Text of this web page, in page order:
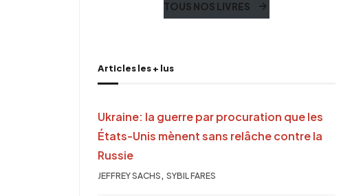
TOUS NOS LIVRES
Articles les + lus
Ukraine: la guerre par procuration que les
États-Unis mènent sans relâche contre la
Russie
JEFFREY SACHS , SYBIL FARES